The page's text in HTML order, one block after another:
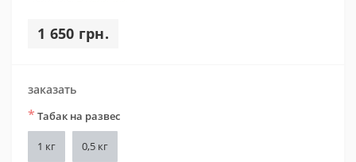
1 650 грн.
заказать
* Табак на развес
1 кг 0,5 кг